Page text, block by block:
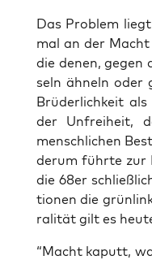
Das Pro­blem
mal an der
die denen,
seln ähneln oder
Brü­der­lich­keit
der Unfrei­heit,
mensch­li­chen
der­um führ­te zur
die 68er
tio­nen die
ra­li­tät gilt es
“Macht kaputt,